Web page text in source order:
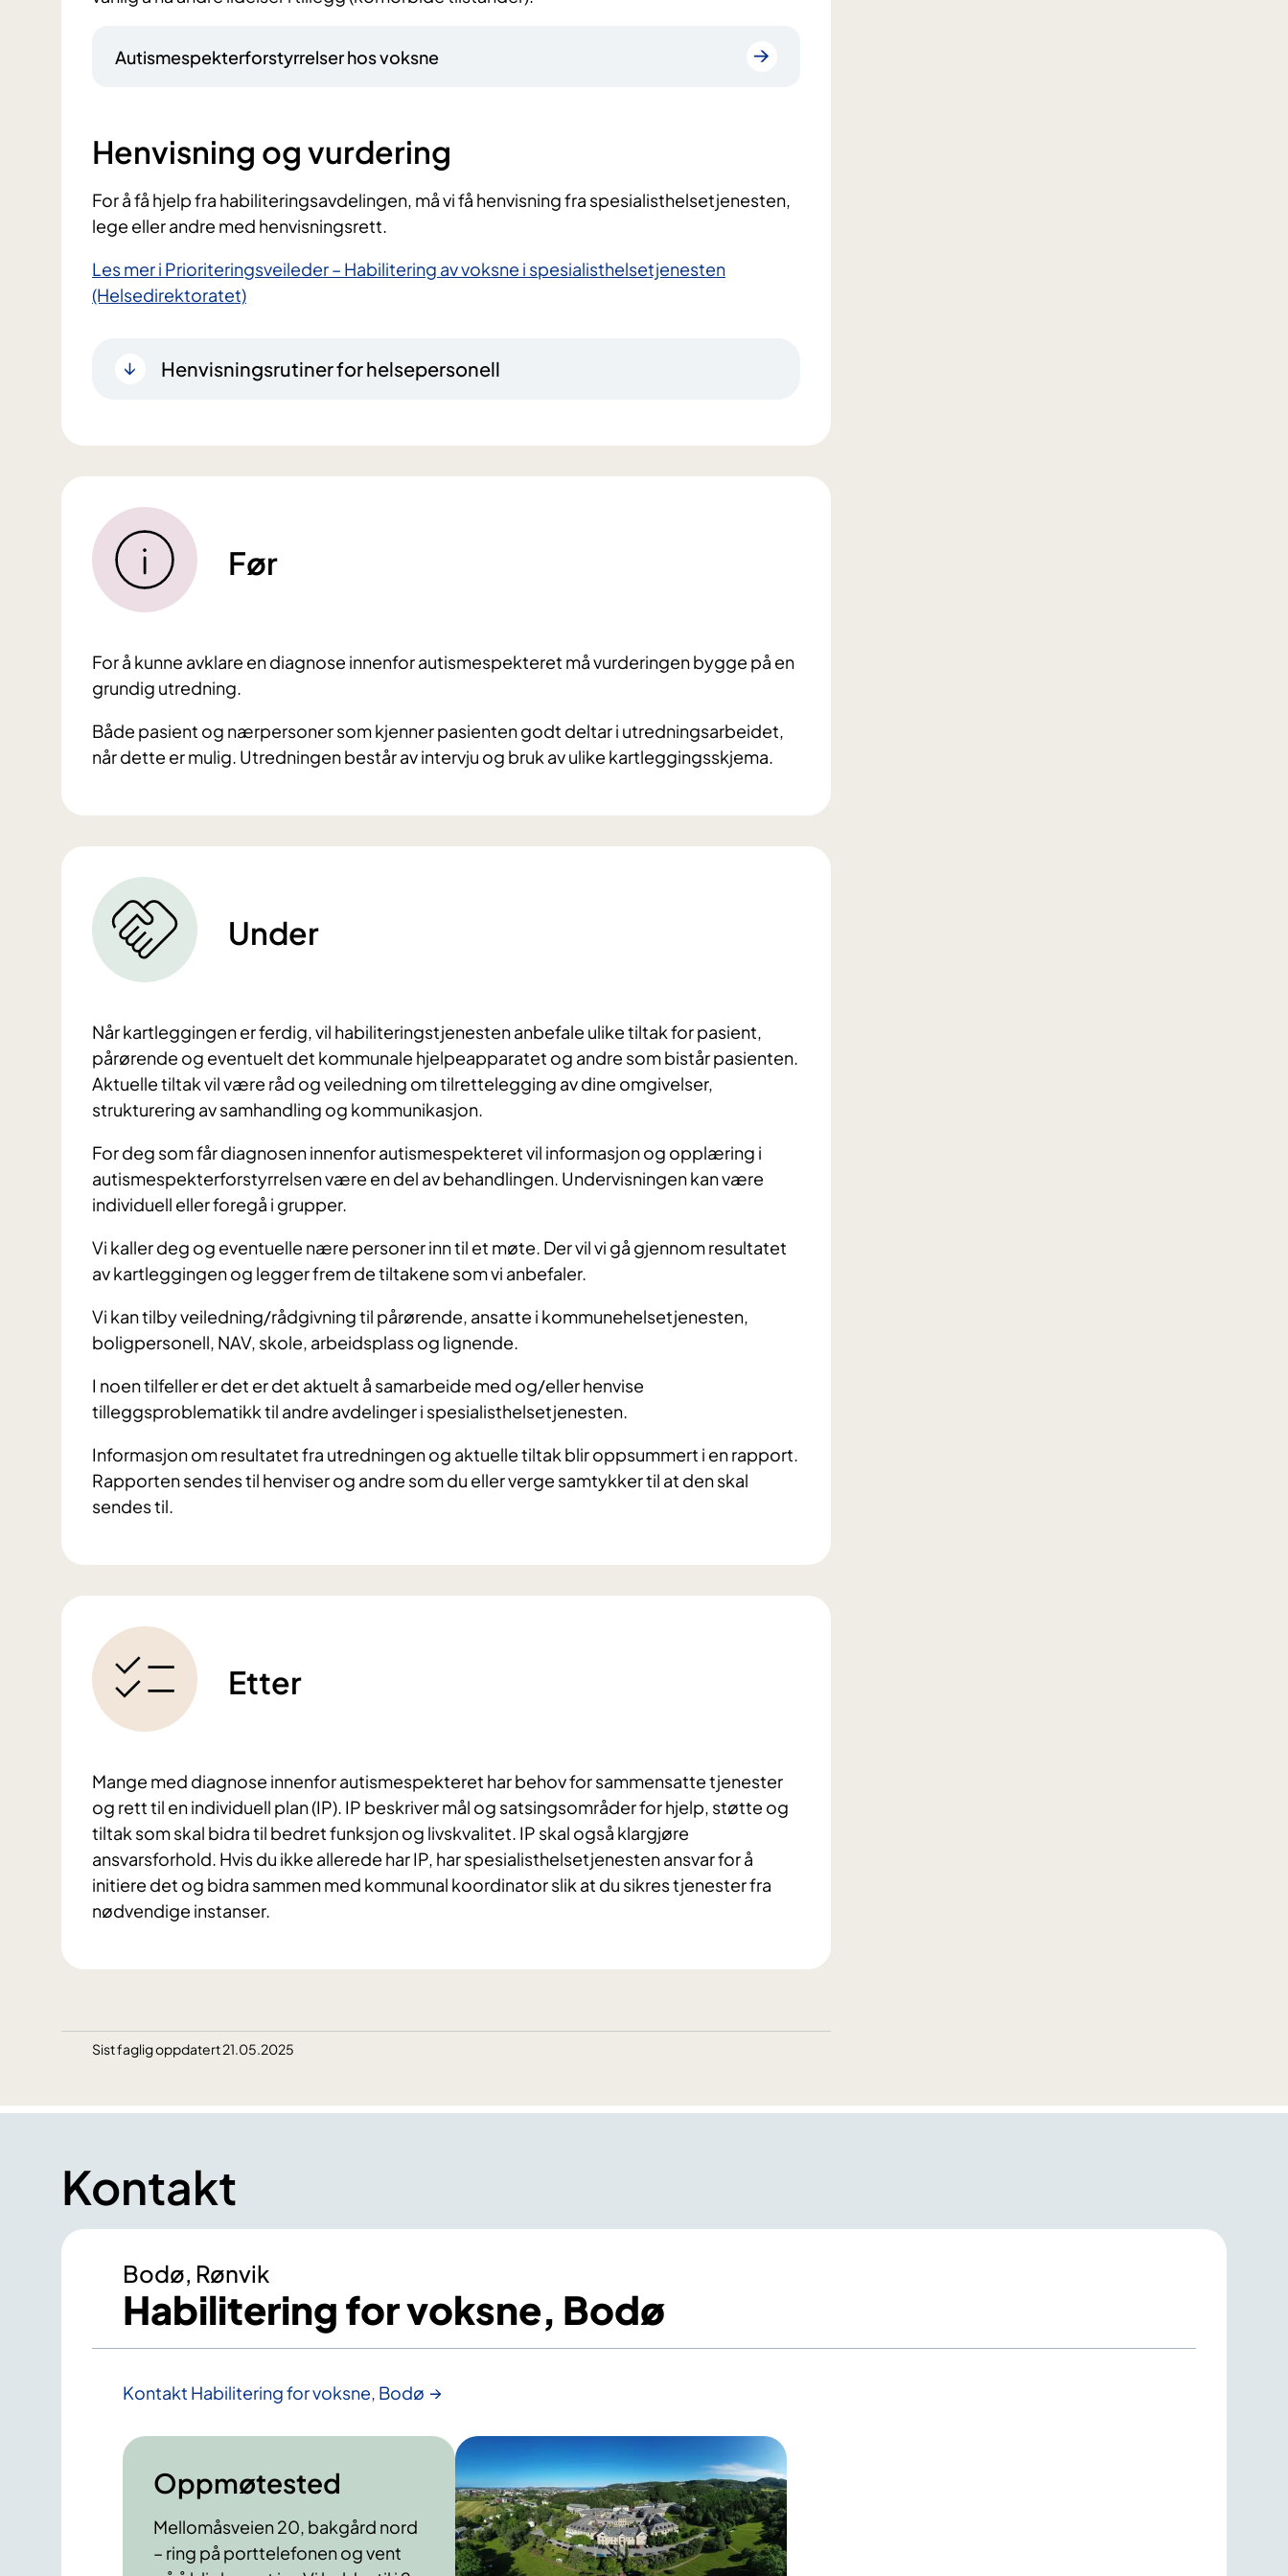
Autismespekterforstyrrelser hos voksne
Henvisning og vurdering
For å få hjelp fra habiliteringsavdelingen, må vi få henvisning fra spesialisthelsetjenesten,
lege eller andre med henvisningsrett.
Les mer i Prioriteringsveileder – Habilitering av voksne i spesialisthelsetjenesten
(Helsedirektoratet)
Henvisningsrutiner for helsepersonell
Før
For å kunne avklare en diagnose innenfor autismespekteret må vurderingen bygge på en
grundig utredning.
Både pasient og nærpersoner som kjenner pasienten godt deltar i utredningsarbeidet,
når dette er mulig. Utredningen består av intervju og bruk av ulike kartleggingsskjema.
Under
Når kartleggingen er ferdig, vil habiliteringstjenesten anbefale ulike tiltak for pasient,
pårørende og eventuelt det kommunale hjelpeapparatet og andre som bistår pasienten.
Aktuelle tiltak vil være råd og veiledning om tilrettelegging av dine omgivelser,
strukturering av samhandling og kommunikasjon.
For deg som får diagnosen innenfor autismespekteret vil informasjon og opplæring i
autismespekterforstyrrelsen være en del av behandlingen. Undervisningen kan være
individuell eller foregå i grupper.
Vi kaller deg og eventuelle nære personer inn til et møte. Der vil vi gå gjennom resultatet
av kartleggingen og legger frem de tiltakene som vi anbefaler.
Vi kan tilby veiledning/rådgivning til pårørende, ansatte i kommunehelsetjenesten,
boligpersonell, NAV, skole, arbeidsplass og lignende.
I noen tilfeller er det er det aktuelt å samarbeide med og/eller henvise
tilleggsproblematikk til andre avdelinger i spesialisthelsetjenesten.
Informasjon om resultatet fra utredningen og aktuelle tiltak blir oppsummert i en rapport.
Rapporten sendes til henviser og andre som du eller verge samtykker til at den skal
sendes til.
Etter
Mange med diagnose innenfor autismespekteret har behov for sammensatte tjenester
og rett til en individuell plan (IP). IP beskriver mål og satsingsområder for hjelp, støtte og
tiltak som skal bidra til bedret funksjon og livskvalitet. IP skal også klargjøre
ansvarsforhold. Hvis du ikke allerede har IP, har spesialisthelsetjenesten ansvar for å
initiere det og bidra sammen med kommunal koordinator slik at du sikres tjenester fra
nødvendige instanser.
Sist faglig oppdatert 21.05.2025
Kontakt
Bodø, Rønvik
Habilitering for voksne, Bodø
Kontakt Habilitering for voksne, Bodø
Oppmøtested
Mellomåsveien 20, bakgård nord
– ring på porttelefonen og vent